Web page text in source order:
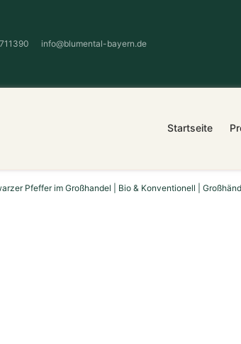
info@blumental-bayern.de
Startseite
Pfeffer im Großhandel | Bio & Konventionell |